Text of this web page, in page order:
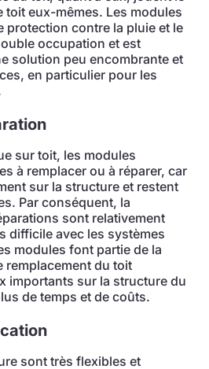
toit eux-mêmes. Les modules
protection contre la pluie et le
occupation et est
solution peu encombrante et
en particulier pour les
sur toit, les modules
à remplacer ou à réparer, car
sur la structure et restent
Par conséquent, la
sont relativement
difficile avec les systèmes
modules font partie de la
remplacement du toit
importants sur la structure du
de temps et de coûts.
sont très flexibles et